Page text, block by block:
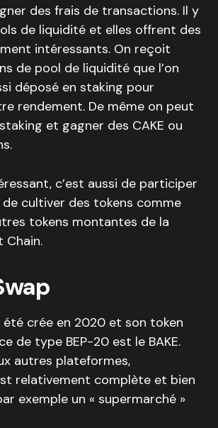
des frais de transactions. Il y
de liquidité et elles offrent des
intéressants. On reçoit
de pool de liquidité que l’on
déposé en staking pour
rendement. De même on peut
et gagner des CAKE ou
c’est aussi de participer
cultiver des tokens comme
tokens montantes de la
Chain.
été crée en 2020 et son token
de type BEP-20 est le BAKE.
autres plateformes,
relativement complète et bien
exemple un « supermarché »